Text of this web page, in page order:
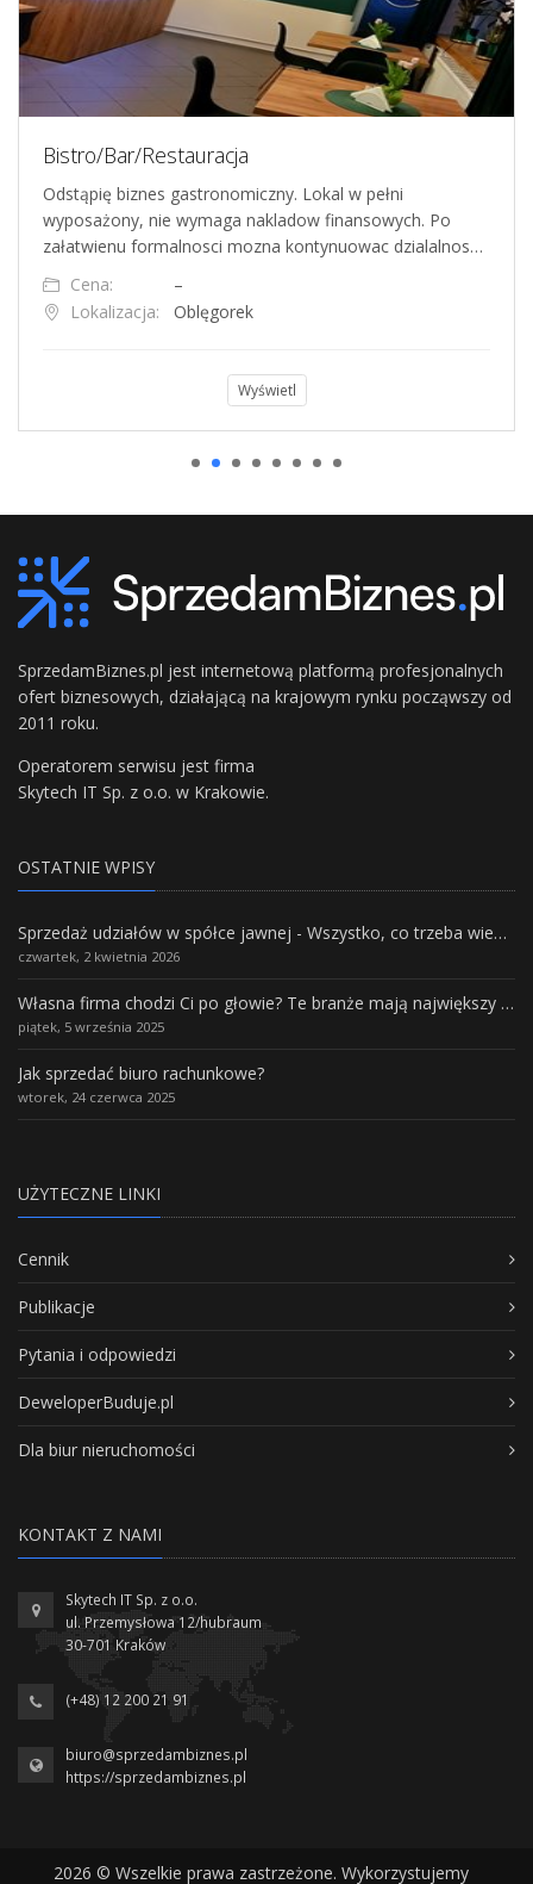
Bistro/Bar/Restauracja
Odstąpię biznes gastronomiczny. Lokal w pełni
wyposażony, nie wymaga nakladow finansowych. Po
załatwienu formalnosci mozna kontynuowac dzialalnos…
Cena:
–
Lokalizacja:
Oblęgorek
Wyświetl
SprzedamBiznes.pl jest internetową platformą profesjonalnych
ofert biznesowych, działającą na krajowym rynku począwszy od
2011 roku.
Operatorem serwisu jest firma
Skytech IT Sp. z o.o. w Krakowie.
OSTATNIE WPISY
Sprzedaż udziałów w spółce jawnej - Wszystko, co trzeba wiedzieć.
czwartek, 2 kwietnia 2026
Własna firma chodzi Ci po głowie? Te branże mają największy potencjał rozwoju
piątek, 5 września 2025
Jak sprzedać biuro rachunkowe?
wtorek, 24 czerwca 2025
UŻYTECZNE LINKI
Cennik
Publikacje
Pytania i odpowiedzi
DeweloperBuduje.pl
Dla biur nieruchomości
KONTAKT Z NAMI
Skytech IT Sp. z o.o.
ul. Przemysłowa 12/hubraum
30-701 Kraków
(+48) 12 200 21 91
biuro@sprzedambiznes.pl
https://sprzedambiznes.pl
2026 © Wszelkie prawa zastrzeżone. Wykorzystujemy